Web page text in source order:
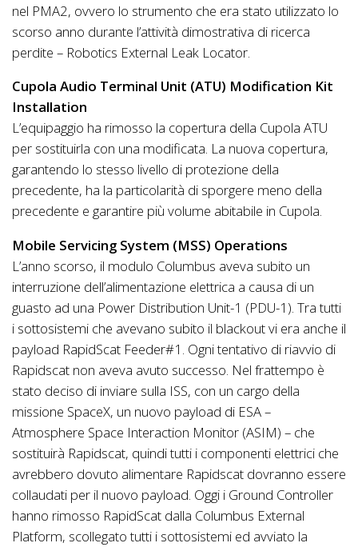
nel PMA2, ovvero lo strumento che era stato utilizzato lo
scorso anno durante l’attività dimostrativa di ricerca
perdite – Robotics External Leak Locator.
Cupola Audio Terminal Unit (ATU) Modification Kit
Installation
L’equipaggio ha rimosso la copertura della Cupola ATU
per sostituirla con una modificata. La nuova copertura,
garantendo lo stesso livello di protezione della
precedente, ha la particolarità di sporgere meno della
precedente e garantire più volume abitabile in Cupola.
Mobile Servicing System (MSS) Operations
L’anno scorso, il modulo Columbus aveva subito un
interruzione dell’alimentazione elettrica a causa di un
guasto ad una Power Distribution Unit-1 (PDU-1). Tra tutti
i sottosistemi che avevano subito il blackout vi era anche il
payload RapidScat Feeder#1. Ogni tentativo di riavvio di
Rapidscat non aveva avuto successo. Nel frattempo è
stato deciso di inviare sulla ISS, con un cargo della
missione SpaceX, un nuovo payload di ESA –
Atmosphere Space Interaction Monitor (ASIM) – che
sostituirà Rapidscat, quindi tutti i componenti elettrici che
avrebbero dovuto alimentare Rapidscat dovranno essere
collaudati per il nuovo payload. Oggi i Ground Controller
hanno rimosso RapidScat dalla Columbus External
Platform, scollegato tutti i sottosistemi ed avviato la